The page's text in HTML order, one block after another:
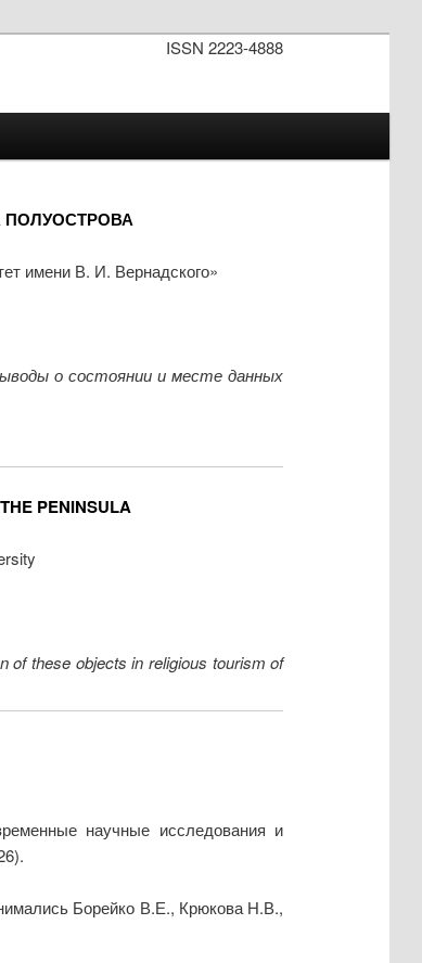
ISSN 2223-4888
ПОЛУОСТРОВА
имени В. И. Вернадского»
о состоянии и месте данных
PENINSULA
of these objects in religious tourism of
научные исследования и
Борейко В.Е., Крюкова Н.В.,